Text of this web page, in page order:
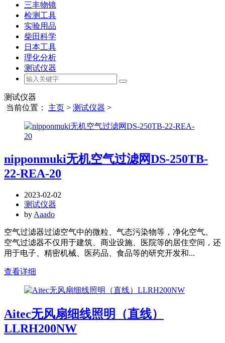
三丰物镜
检测工具
实验用品
柴田科学
日本工具
理化分析
测试仪器
测试仪器
当前位置： 主页 > 测试仪器 >
nipponmuki无机空气过滤网DS-250TB-
22-REA-20
2023-02-02
测试仪器
by Aaado
空气过滤器过滤空气中的微粒、气态污染物等，净化空气。
空气过滤器不仅用于建筑、商业设施、医院等的居住空间，还
用于电子、精密机械、医药品、食品等的研究开发和...
查看详细
Aitec无风扇细线照明（直线）
LLRH200NW